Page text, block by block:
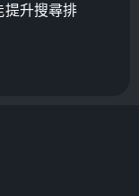
提升搜尋排